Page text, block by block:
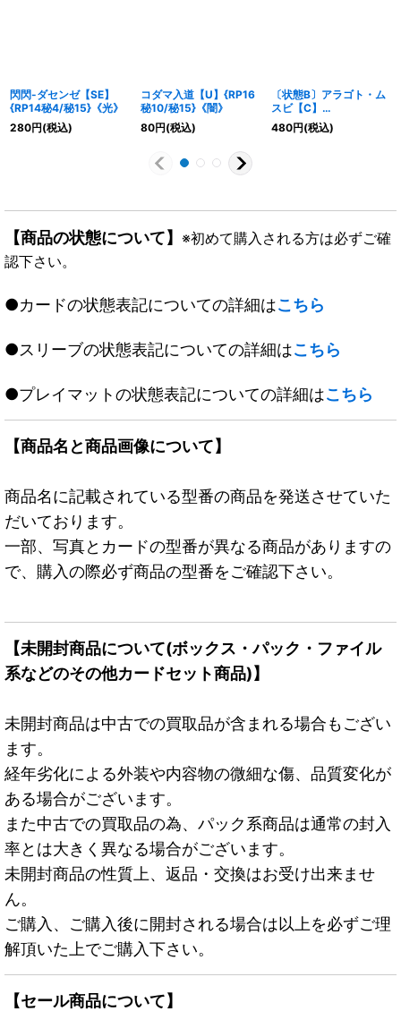
閃閃-ダセンゼ【SE】
{RP14秘4/秘15}《光》
280円(税込)
コダマ入道【U】{RP16
秘10/秘15}《闇》
80円(税込)
〔状態B〕アラゴト・ム
スビ【C】
{EX0860/???}《自然》
480円(税込)
【商品の状態について】 ※初めて購入される方は必ずご確
認下さい。
●カードの状態表記についての詳細はこちら
●スリーブの状態表記についての詳細はこちら
●プレイマットの状態表記についての詳細はこちら
【商品名と商品画像について】
商品名に記載されている型番の商品を発送させていた
だいております。
一部、写真とカードの型番が異なる商品がありますの
で、購入の際必ず商品の型番をご確認下さい。
【未開封商品について(ボックス・パック・ファイル
系などのその他カードセット商品)】
未開封商品は中古での買取品が含まれる場合もござい
ます。
経年劣化による外装や内容物の微細な傷、品質変化が
ある場合がございます。
また中古での買取品の為、パック系商品は通常の封入
率とは大きく異なる場合がございます。
未開封商品の性質上、返品・交換はお受け出来ませ
ん。
ご購入、ご購入後に開封される場合は以上を必ずご理
解頂いた上でご購入下さい。
【セール商品について】